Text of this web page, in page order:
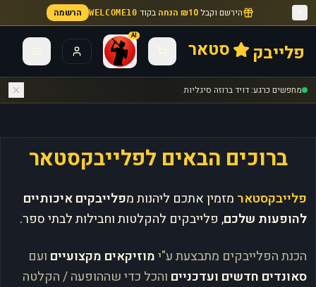
הירשם וקבל₪10 הנחה בקוד WELCOME10 הרשמה
פלייבק סטאר
AI
מחפשים כרגע: דויד ברוזה סיגליות
ברוכים הבאים לפלייבקסטאר
פלייבקסטאר מזמין אתכם ליהנות מפלייבקים איכותיים
להופעות שלכם, פלייבקים להקלטות וחבילות לבתי ספר.
הכנת הפלייבקים מתבצעת ע"ימוזיקאים מקצועיים ועם
סאונדים חדשים ועדכניים והכל כדי שההופעה / הקלטה